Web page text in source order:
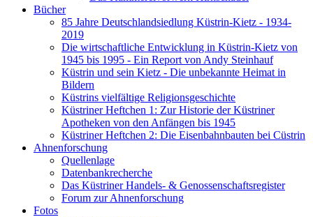
Bücher
85 Jahre Deutschlandsiedlung Küstrin-Kietz - 1934-
2019
Die wirtschaftliche Entwicklung in Küstrin-Kietz von
1945 bis 1995 - Ein Report von Andy Steinhauf
Küstrin und sein Kietz - Die unbekannte Heimat in
Bildern
Küstrins vielfältige Religionsgeschichte
Küstriner Heftchen 1: Zur Historie der Küstriner
Apotheken von den Anfängen bis 1945
Küstriner Heftchen 2: Die Eisenbahnbauten bei Cüstrin
Ahnenforschung
Quellenlage
Datenbankrecherche
Das Küstriner Handels- & Genossenschaftsregister
Forum zur Ahnenforschung
Fotos